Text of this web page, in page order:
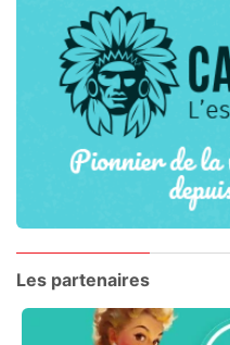
Les partenaires